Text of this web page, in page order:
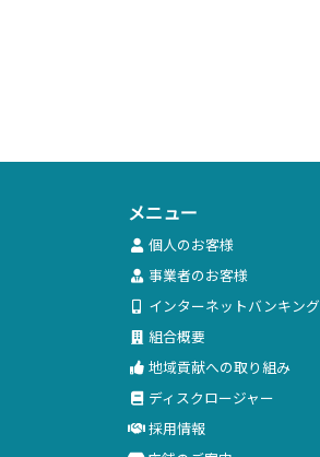
メニュー
個人のお客様
事業者のお客様
インターネットバンキング
組合概要
地域貢献への取り組み
ディスクロージャー
採用情報